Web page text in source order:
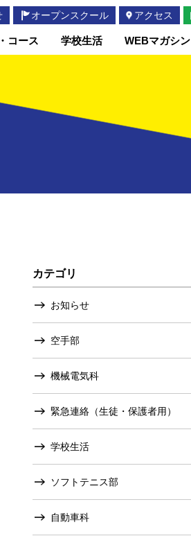
コース 学校生活 WEBマガシン
オープンスクール アクセス
カテゴリ
お知らせ
空手部
機械電気科
緊急連絡（生徒・保護者用）
学校生活
ソフトテニス部
自動車科